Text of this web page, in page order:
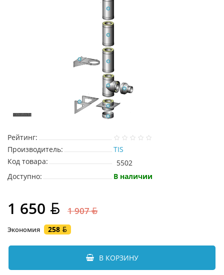
Рейтинг:
Производитель:
TIS
Код товара:
5502
Доступно:
В наличии
1 650 1 907
Экономия 258
В КОРЗИНУ